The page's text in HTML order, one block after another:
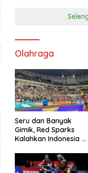
Olahraga
Seru dan Banyak
Gimik, Red Sparks
Kalahkan Indonesia All